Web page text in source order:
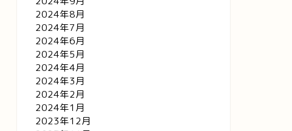
2024年8月
2024年7月
2024年6月
2024年5月
2024年4月
2024年3月
2024年2月
2024年1月
2023年12月